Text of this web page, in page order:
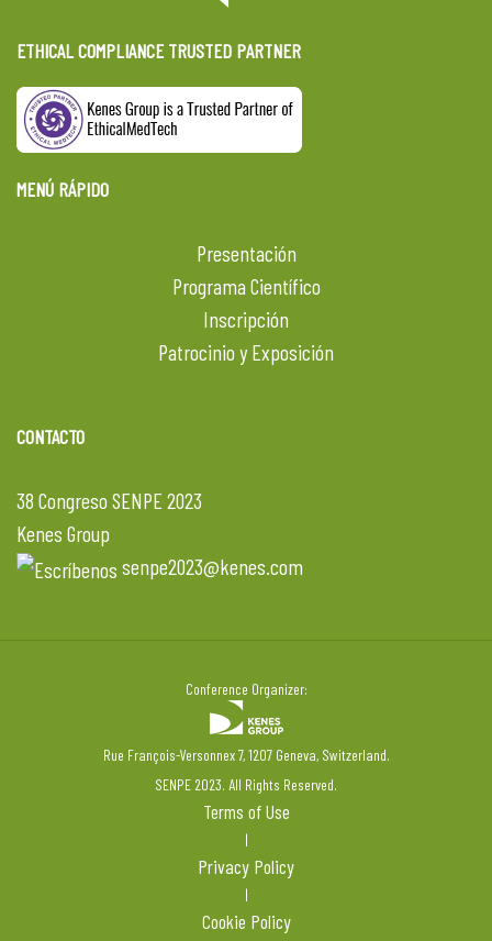
ETHICAL COMPLIANCE TRUSTED PARTNER
MENÚ RÁPIDO
Presentación
Programa Científico
Inscripción
Patrocinio y Exposición
CONTACTO
38 Congreso SENPE 2023
Kenes Group
senpe2023@kenes.com
Conference Organizer:
Rue François-Versonnex 7, 1207 Geneva, Switzerland.
SENPE 2023. All Rights Reserved.
Terms of Use
|
Privacy Policy
|
Cookie Policy